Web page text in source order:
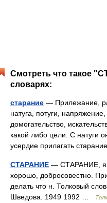
Смотреть что такое
словарях:
старание — Прилежание,
натуга, потуги,
домогательство,
какой либо цели. С натуги
усердие прилагать
СТАРАНИЕ — СТАРАНИЕ, я,
хорошо, добросовестно.
делать что н. Толковый
Шведова. 1949 1992 …